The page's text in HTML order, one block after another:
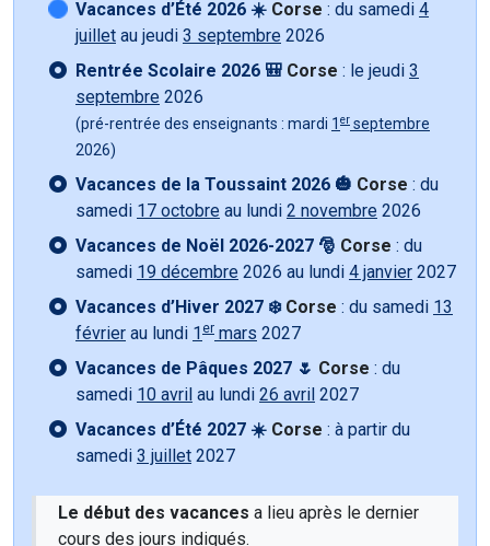
Vacances d’Été 2026 ☀️ Corse : du samedi 4
juillet au jeudi 3 septembre 2026
Rentrée Scolaire 2026 🎒 Corse : le jeudi 3
septembre 2026
(pré-rentrée des enseignants : mardi 1 er septembre
2026)
Vacances de la Toussaint 2026 🎃 Corse : du
samedi 17 octobre au lundi 2 novembre 2026
Vacances de Noël 2026-2027 🎅 Corse : du
samedi 19 décembre 2026 au lundi 4 janvier 2027
Vacances d’Hiver 2027 ❄️ Corse : du samedi 13
février au lundi 1 er mars 2027
Vacances de Pâques 2027 🌷 Corse : du
samedi 10 avril au lundi 26 avril 2027
Vacances d’Été 2027 ☀️ Corse : à partir du
samedi 3 juillet 2027
Le début des vacances a lieu après le dernier
cours des jours indiqués.